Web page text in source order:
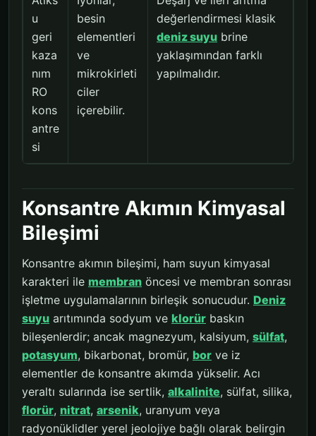
u
geri
kaza
nım
RO
kons
antre
si
besin
elementleri
ve
mikrokirleti
ciler
içerebilir.
değerlendirmesi klasik
deniz suyu brine
yaklaşımından farklı
yapılmalıdır.
Konsantre Akımın Kimyasal
Bileşimi
Konsantre akımın bileşimi, ham suyun kimyasal
karakteri ile membran öncesi ve membran sonrası
işletme uygulamalarının birleşik sonucudur. Deniz
suyu arıtımında sodyum ve klorür baskın
bileşenlerdir; ancak magnezyum, kalsiyum, sülfat,
potasyum, bikarbonat, bromür, bor ve iz
elementler de konsantre akımda yükselir. Acı
yeraltı sularında ise sertlik, alkalinite, sülfat, silika,
florür, nitrat, arsenik, uranyum veya
radyonüklidler yerel jeolojiye bağlı olarak belirgin